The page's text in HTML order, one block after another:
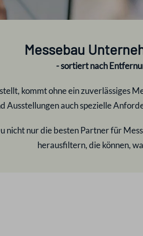
Messebau
- sortiert nach
kommt ohne ein zuverlässiges
Ausstellungen auch spezielle
nicht nur die besten Partner für
herausfiltern, die können,